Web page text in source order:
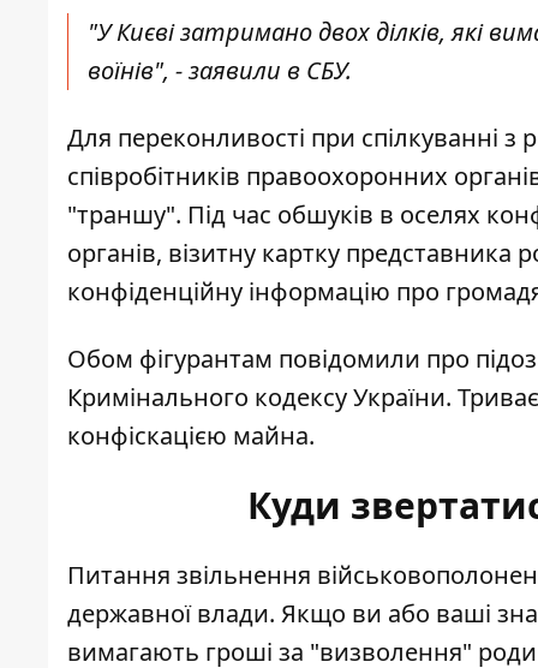
"У Києві затримано двох ділків, які
воїнів", - заявили в СБУ.
Для переконливості при спілкуванні
співробітників правоохоронних
"траншу". Під час обшуків в оселях
органів, візитну картку представника
конфіденційну інформацію про
Обом фігурантам повідомили про
Кримінального кодексу України.
конфіскацією майна.
Куди
Питання звільнення
державної влади. Якщо ви або ваші
вимагають гроші за "визволення"